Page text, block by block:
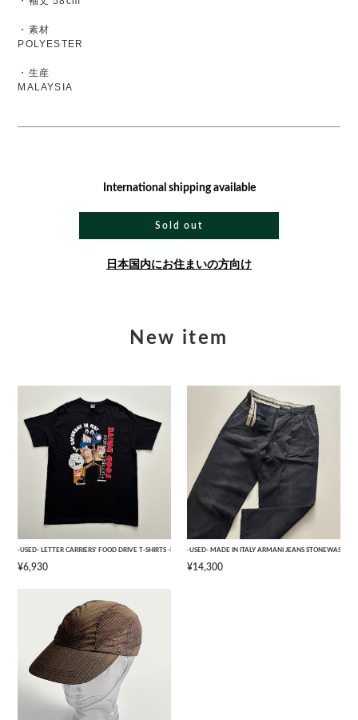
・素材
POLYESTER
・生産
MALAYSIA
International shipping available
Sold out
日本国内にお住まいの方向け
New item
-USED- LETTER CARRIERS' FOOD DRIVE T-SHIRTS -BLACK- [L]
¥6,930
-USED- MADE IN ITALY ARMANI JEANS
¥14,300